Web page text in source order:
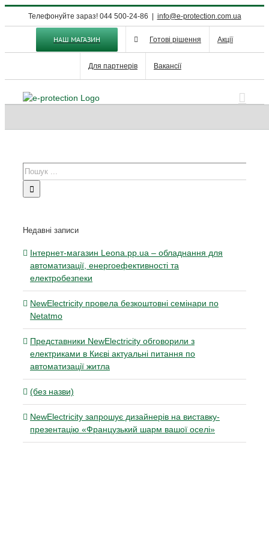
Телефонуйте зараз! 044 500-24-86 info@e-protection.com.ua
НАШ МАГАЗИН Готові рішення Акції
Для партнерів Вакансії
Пошук
...
Недавні записи
Інтернет-магазин Leona.pp.ua – обладнання для
автоматизації, енергоефективності та
електробезпеки
NewElectricity провела безкоштовні семінари по
Netatmo
Представники NewElectricity обговорили з
електриками в Києві актуальні питання по
автоматизації житла
(без назви)
NewElectricity запрошує дизайнерів на виставку-
презентацію «Французький шарм вашої оселі»